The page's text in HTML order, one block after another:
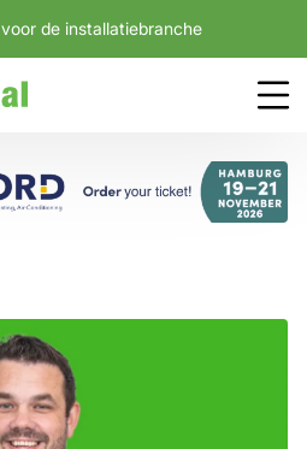
voor de installatiebranche